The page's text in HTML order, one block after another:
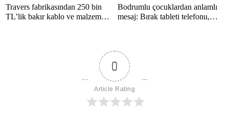
Travers fabrikasından 250 bin
TL’lik bakır kablo ve malzeme
Bodrumlu çocuklardan anlamlı
mesaj: Bırak tableti telefonu,
0
Article Rating